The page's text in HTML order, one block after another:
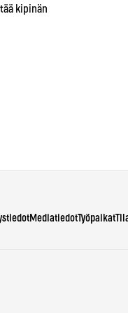
kipinän
MediatiedotTyöpaikat